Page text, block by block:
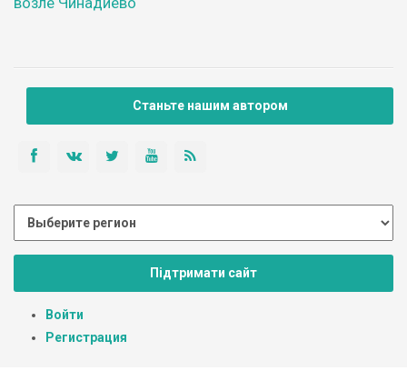
Станьте нашим автором
Підтримати сайт
Войти
Регистрация